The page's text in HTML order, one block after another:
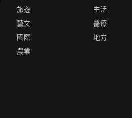
旅遊
生活
藝文
醫療
國際
地方
農業